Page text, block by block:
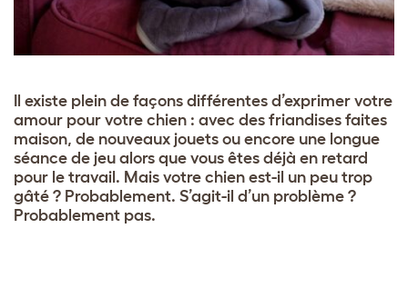
Il existe plein de façons différentes d’exprimer votre
amour pour votre chien : avec des friandises faites
maison, de nouveaux jouets ou encore une longue
séance de jeu alors que vous êtes déjà en retard
pour le travail. Mais votre chien est-il un peu trop
gâté ? Probablement. S’agit-il d’un problème ?
Probablement pas.